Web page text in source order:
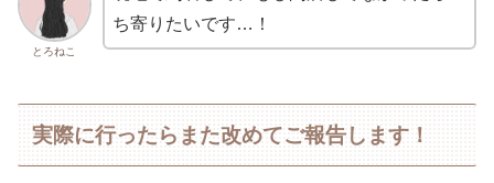
とろねこ
ち寄りたいです…！
実際に行ったらまた改めてご報告します！